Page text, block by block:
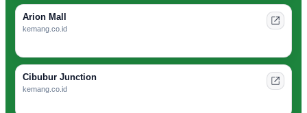
Arion Mall
kemang.co.id
Cibubur Junction
kemang.co.id